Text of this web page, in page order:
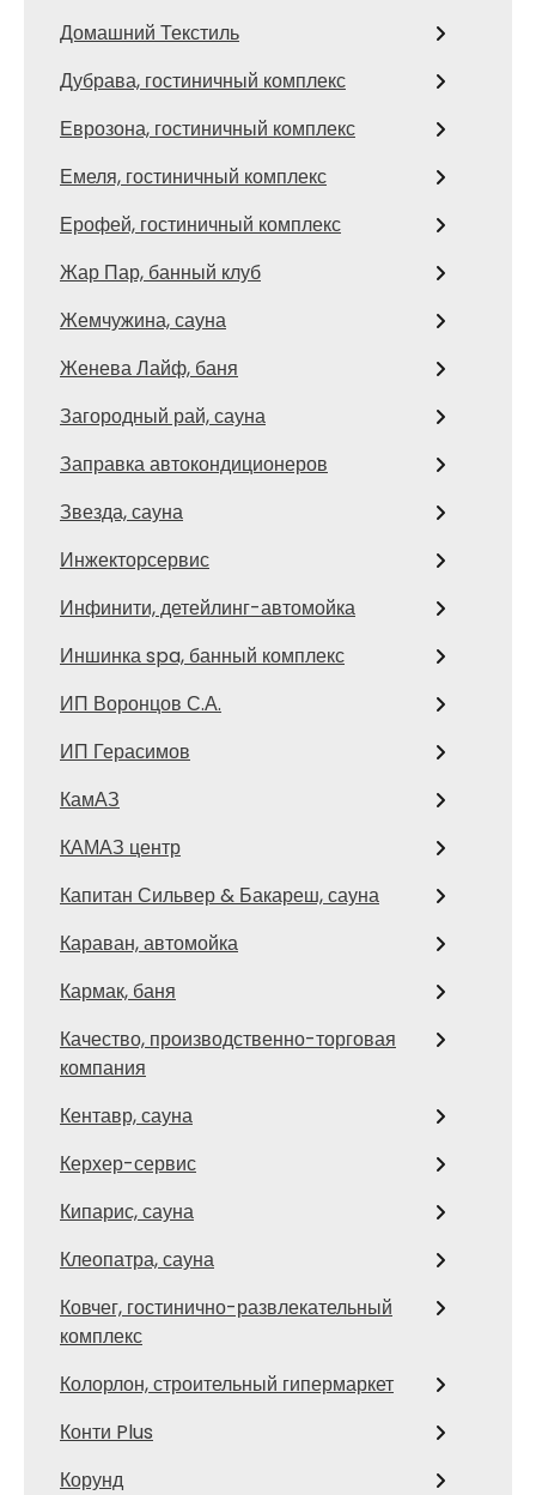
Домашний Текстиль
Дубрава, гостиничный комплекс
Еврозона, гостиничный комплекс
Емеля, гостиничный комплекс
Ерофей, гостиничный комплекс
Жар Пар, банный клуб
Жемчужина, сауна
Женева Лайф, баня
Загородный рай, сауна
Заправка автокондиционеров
Звезда, сауна
Инжекторсервис
Инфинити, детейлинг-автомойка
Иншинка spa, банный комплекс
ИП Воронцов С.А.
ИП Герасимов
КамАЗ
КАМАЗ центр
Капитан Сильвер & Бакареш, сауна
Караван, автомойка
Кармак, баня
Качество, производственно-торговая
компания
Кентавр, сауна
Керхер-сервис
Кипарис, сауна
Клеопатра, сауна
Ковчег, гостинично-развлекательный
комплекс
Колорлон, строительный гипермаркет
Конти Plus
Корунд